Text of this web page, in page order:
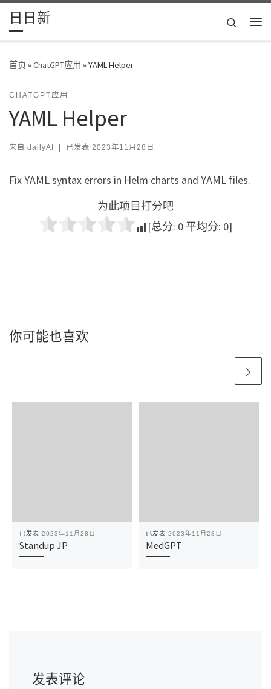
Skip to content
日日新
Search
首页»ChatGPT应用 »YAML Helper
CHATGPT应用
YAML Helper
来自 dailyAI | 已发表 2023年11月28日
Fix YAML syntax errors in Helm charts and YAML files.
为此项目打分吧
[总分: 0 平均分: 0]
你可能也喜欢
已发表 2023年11月28日
Standup JP
已发表 2023年11月28日
MedGPT
发表评论